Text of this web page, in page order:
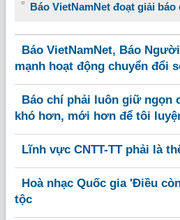
Báo VietNamNet đoạt giải
Báo VietNamNet, Báo
mạnh hoạt động chuyển đổi
Báo chí phải luôn giữ ngọn
khó hơn, mới hơn để tôi
Lĩnh vực CNTT-TT phải là
Hoà nhạc Quốc gia 'Điều
tộc